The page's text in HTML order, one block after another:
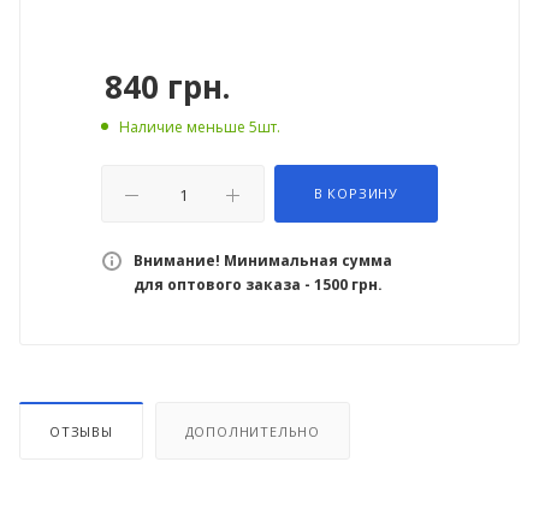
840 грн.
Наличие меньше 5шт.
В КОРЗИНУ
Внимание! Минимальная сумма
для оптового заказа - 1500 грн.
ОТЗЫВЫ ДОПОЛНИТЕЛЬНО